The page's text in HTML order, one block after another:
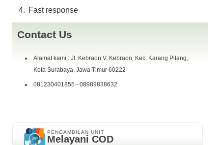
Fast response
Contact Us
Alamat kami : Jl. Kebraon V, Kebraon, Kec. Karang Pilang,
Kota Surabaya, Jawa Timur 60222
081230401855 - 08989838632
PENGAMBILAN UNIT
Melayani COD